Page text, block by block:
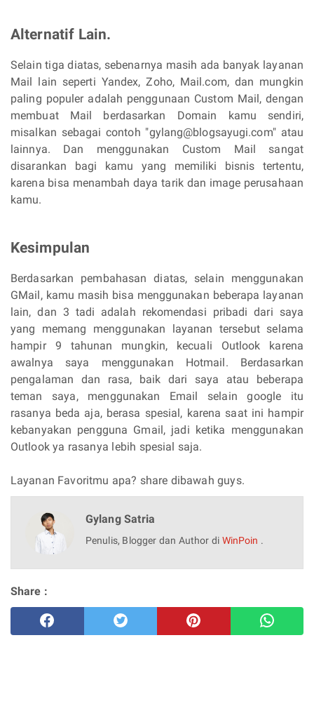
Alternatif Lain.
Selain tiga diatas, sebenarnya masih ada banyak layanan
Mail lain seperti Yandex, Zoho, Mail.com, dan mungkin
paling populer adalah penggunaan Custom Mail, dengan
membuat Mail berdasarkan Domain kamu sendiri,
misalkan sebagai contoh "gylang@blogsayugi.com" atau
lainnya. Dan menggunakan Custom Mail sangat
disarankan bagi kamu yang memiliki bisnis tertentu,
karena bisa menambah daya tarik dan image perusahaan
kamu.
Kesimpulan
Berdasarkan pembahasan diatas, selain menggunakan
GMail, kamu masih bisa menggunakan beberapa layanan
lain, dan 3 tadi adalah rekomendasi pribadi dari saya
yang memang menggunakan layanan tersebut selama
hampir 9 tahunan mungkin, kecuali Outlook karena
awalnya saya menggunakan Hotmail. Berdasarkan
pengalaman dan rasa, baik dari saya atau beberapa
teman saya, menggunakan Email selain google itu
rasanya beda aja, berasa spesial, karena saat ini hampir
kebanyakan pengguna Gmail, jadi ketika menggunakan
Outlook ya rasanya lebih spesial saja.
Layanan Favoritmu apa? share dibawah guys.
Gylang Satria
Penulis, Blogger dan Author di WinPoin .
Share :